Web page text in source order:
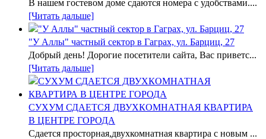
В нашем гостевом доме сдаются номера с удобствами....
[Читать дальше]
"У Аллы" частный сектор в Гаграх, ул. Барциц, 27
Добрый день! Дорогие посетители сайта, Вас приветс...
[Читать дальше]
СУХУМ СДАЕТСЯ ДВУХКОМНАТНАЯ КВАРТИРА
В ЦЕНТРЕ ГОРОДА
Сдается просторная,двухкомнатная квартира с новым ...